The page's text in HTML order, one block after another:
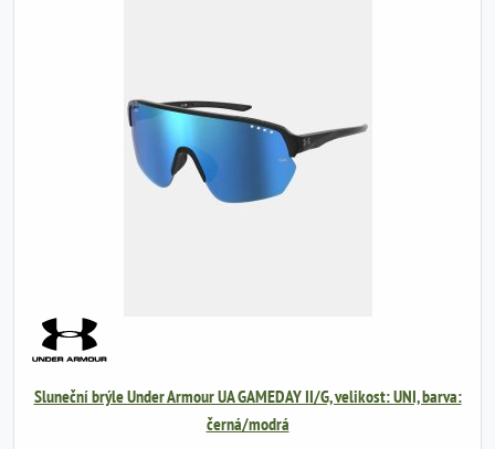
Sluneční brýle Under Armour UA GAMEDAY II/G, velikost: UNI, barva:
černá/modrá